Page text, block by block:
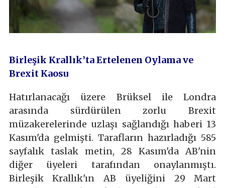
Birleşik Krallık’ta Ertelenen Oylama ve
Brexit Kaosu
Hatırlanacağı üzere Brüksel ile Londra
arasında sürdürülen zorlu Brexit
müzakerelerinde uzlaşı sağlandığı haberi 13
Kasım'da gelmişti. Tarafların hazırladığı 585
sayfalık taslak metin, 28 Kasım'da AB'nin
diğer üyeleri tarafından onaylanmıştı.
Birleşik Krallık'ın AB üyeliğini 29 Mart